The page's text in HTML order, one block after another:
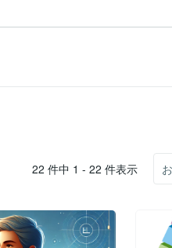
22 件中 1 - 22 件表示